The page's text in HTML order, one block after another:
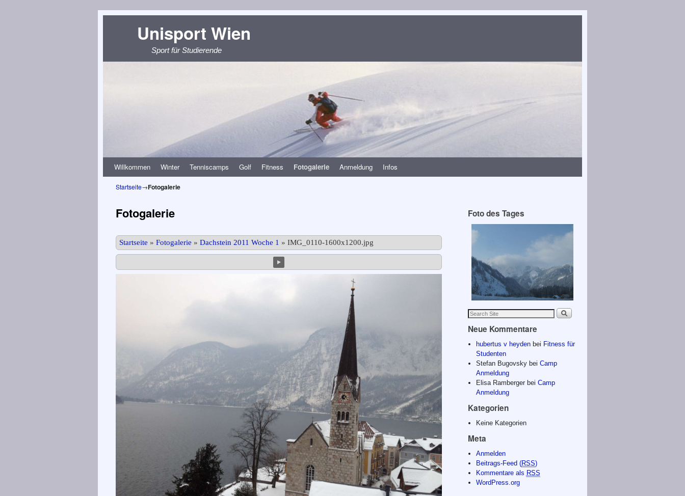
Unisport Wien
Sport für Studierende
Willkommen Winter Tenniscamps Golf Fitness Fotogalerie Anmeldung Infos
Startseite→Fotogalerie
Fotogalerie
Startseite » Fotogalerie » Dachstein 2011 Woche 1 » IMG_0110-1600x1200.jpg
Foto des Tages
Neue Kommentare
hubertus v heydenbei Fitness für
Studenten
Stefan Bugovskybei Camp
Anmeldung
Elisa Rambergerbei Camp
Anmeldung
Kategorien
Keine Kategorien
Meta
Anmelden
Beitrags-Feed (RSS)
Kommentare als RSS
WordPress.org